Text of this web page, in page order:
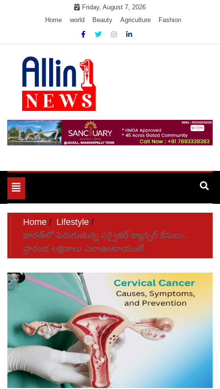
Friday, August 7, 2026
Home
world Beauty Agriculture Fashion
Allin1news
Toggle
navigation
Home
Lifestyle
భారత్‌లో పెరుగుతున్న సర్వైకల్ క్యాన్సర్ కేసులు..
ప్రారంభ లక్షణాలు ఎలాఉంటాయంటే